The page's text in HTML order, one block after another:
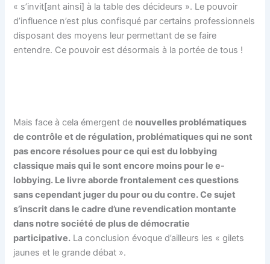
« s’invit[ant ainsi] à la table des décideurs ». Le pouvoir
d’influence n’est plus confisqué par certains professionnels
disposant des moyens leur permettant de se faire
entendre. Ce pouvoir est désormais à la portée de tous !
Mais face à cela émergent de nouvelles problématiques
de contrôle et de régulation, problématiques qui ne sont
pas encore résolues pour ce qui est du lobbying
classique mais qui le sont encore moins pour le e-
lobbying. Le livre aborde frontalement ces questions
sans cependant juger du pour ou du contre. Ce sujet
s’inscrit dans le cadre d’une revendication montante
dans notre société de plus de démocratie
participative. La conclusion évoque d’ailleurs les « gilets
jaunes et le grande débat ».